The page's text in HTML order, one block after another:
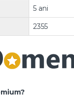
5 ani
2355